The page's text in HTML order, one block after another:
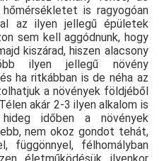
is ragyogóan
az ilyen jellegű épületek
sem kell aggódnunk, hogy
kiszárad, hiszen alacsony
ilyen jellegű növény
ha ritkábban is de néha az
a növények földjéből
akár 2-3 ilyen alkalom is
időben a növények
nem okoz gondot tehát,
függönnyel, félhomályban